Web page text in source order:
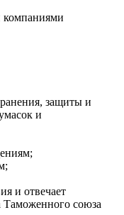
компаниями
защиты и
и
и отвечает
Таможенного союза